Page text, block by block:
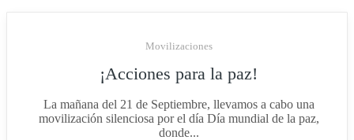
Movilizaciones
¡Acciones para la paz!
La mañana del 21 de Septiembre, llevamos a cabo una
movilización silenciosa por el día Día mundial de la paz,
donde...